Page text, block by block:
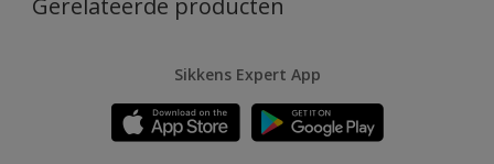
Sikkens Expert App